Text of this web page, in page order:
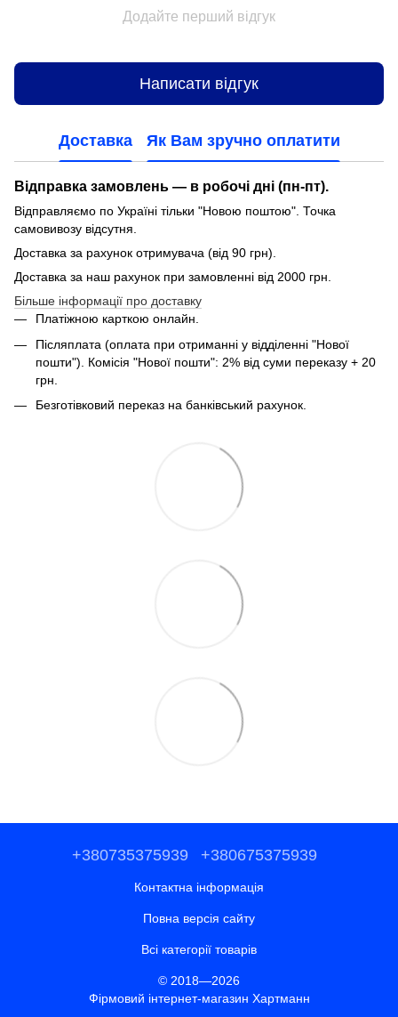
Додайте перший відгук
Написати відгук
Доставка Як Вам зручно оплатити
Відправка замовлень — в робочі дні (пн-пт).
Відправляємо по Україні тільки "Новою поштою". Точка
самовивозу відсутня.
Доставка за рахунок отримувача (від 90 грн).
Доставка за наш рахунок при замовленні від 2000 грн.
Більше інформації про доставку
Платіжною карткою онлайн.
Післяплата (оплата при отриманні у відділенні "Нової
пошти"). Комісія "Нової пошти": 2% від суми переказу + 20
грн.
Безготівковий переказ на банківський рахунок.
+380735375939 +380675375939
Контактна інформація
Повна версія сайту
Всі категорії товарів
© 2018—2026
Фірмовий інтернет-магазин Хартманн